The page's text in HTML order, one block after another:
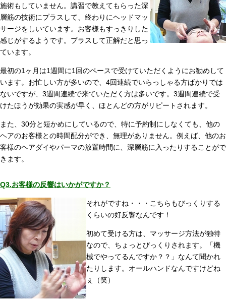
施術もしていません。講習で教えてもらった深
層筋の技術にプラスして、終わりにヘッドマッ
サージをしいています。お客様もすっきりした
感じがするようです。プラスして正解だと思っ
ています。
最初の1ヶ月は1週間に1回のペースで受けていただくようにお勧めして
います。お忙しい方が多いので、4回連続でいらっしゃる方ばかりでは
ないですが、3週間連続で来ていただく方は多いです。3週間連続で受
けたほうが効果の実感が早く、ほとんどの方がリピートされます。
また、30分と短かめにしているので、特に予約制にしなくても、他の
ヘアのお客様との時間配分ができ、無理がありません。例えば、他のお
客様のヘアダイやパーマの放置時間に、深層筋に入ったりすることがで
きます。
Q3.お客様の反響はいかがですか？
それがですね・・・こちらもびっくりする
くらいの好反響なんです！
初めて受ける方は、マッサージ方法が独特
なので、ちょっとびっくりされます。「機
械でやってるんですか？？」なんて聞かれ
たりします。オールハンドなんですけどね
ぇ（笑）